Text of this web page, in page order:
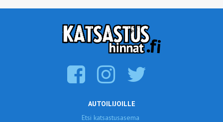
AUTOILIJOILLE
Etsi katsastusasema